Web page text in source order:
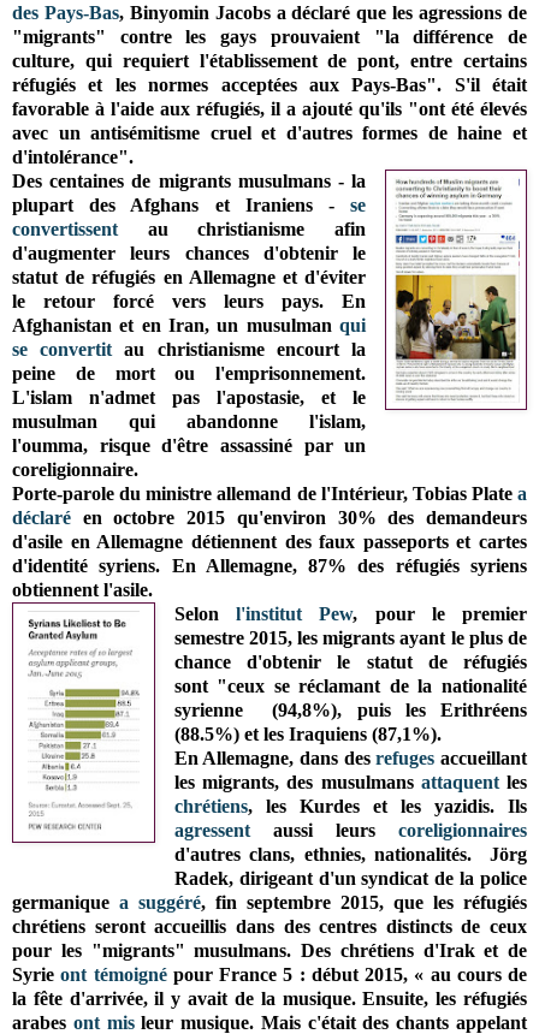
des Pays-Bas, Binyomin Jacobs a déclaré que les agressions de
"migrants" contre les gays prouvaient "la différence de
culture, qui requiert l'établissement de pont, entre certains
réfugiés et les normes acceptées aux Pays-Bas". S'il était
favorable à l'aide aux réfugiés, il a ajouté qu'ils "ont été élevés
avec un antisémitisme cruel et d'autres formes de haine et
d'intolérance".
Des centaines de migrants musulmans - la
plupart des Afghans et Iraniens -se
convertissent au christianisme afin
d'augmenter leurs chances d'obtenir le
statut de réfugiés en Allemagne et d'éviter
le retour forcé vers leurs pays. En
Afghanistan et en Iran, un musulmanqui
se convertit au christianisme encourt la
peine de mort ou l'emprisonnement.
L'islam n'admet pas l'apostasie, et le
musulman qui abandonne l'islam,
l'oumma, risque d'être assassiné par un
coreligionnaire.
Porte-parole du ministre allemand de l'Intérieur, Tobias Plate a
déclaré en octobre 2015 qu'environ 30% des demandeurs
d'asile en Allemagne détiennent des faux passeports et cartes
d'identité syriens. En Allemagne, 87% des réfugiés syriens
obtiennent l'asile.
Selonl'institutPew, pour le premier
semestre 2015, les migrants ayant le plus de
chance d'obtenir le statut de réfugiés
sont "ceux se réclamant de la nationalité
syrienne (94,8%), puis les Erithréens
(88.5%) et les Iraquiens (87,1%).
En Allemagne, dans desrefuges accueillant
les migrants, des musulmans attaquentles
chrétiens, les Kurdes et les yazidis. Ils
agressentaussi leurs coreligionnaires
d'autres clans, ethnies, nationalités. Jörg
Radek, dirigeant d'un syndicat de la police
germanique a suggéré, fin septembre 2015, que les réfugiés
chrétiens seront accueillis dans des centres distincts de ceux
pour les "migrants" musulmans. Des chrétiens d'Irak et de
Syrieont témoignépour France 5 : début 2015, « au cours de
la fête d'arrivée, il y avait de la musique. Ensuite, les réfugiés
arabes ont misleur musique. Mais c'était des chants appelant